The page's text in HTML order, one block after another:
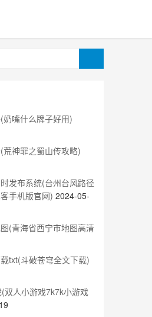
嘴什么牌子好用)
神罪之蜀山传攻略)
发布系统(台州台风路径
手机版官网) 2024-05-
(青海省西宁市地图高清
txt(斗破苍穹全文下载)
双人小游戏7k7k小游戏